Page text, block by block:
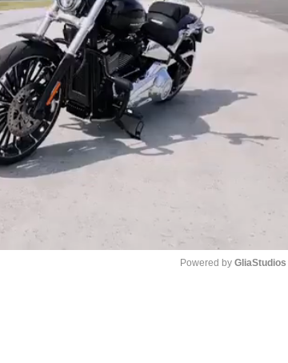
Powered by GliaStudios